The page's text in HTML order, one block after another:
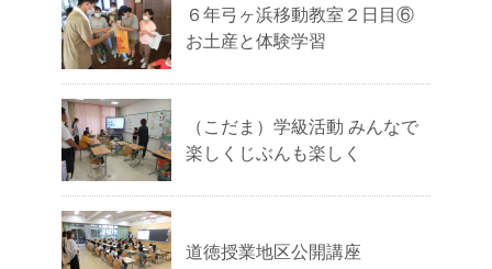
６年弓ヶ浜移動教室２日目⑥
お土産と体験学習
（こだま）学級活動 みんなで
楽しくじぶんも楽しく
道徳授業地区公開講座